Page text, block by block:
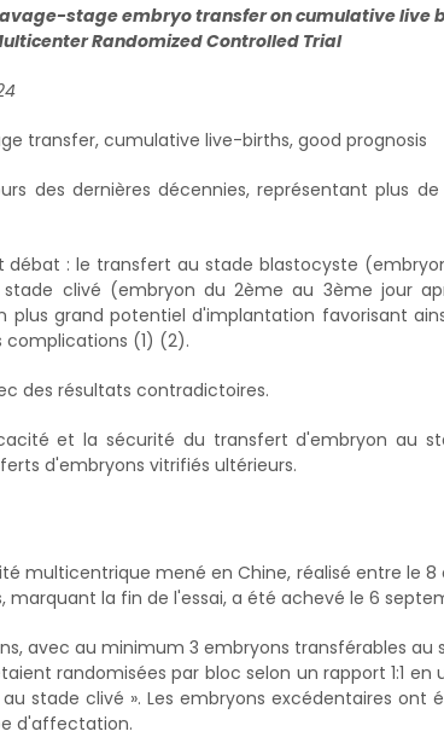
stage embryo transfer on cumulative live
Randomized Controlled Trial
transfer, cumulative live-births, good prognosis
des dernières décennies, représentant plus
: le transfert au stade blastocyste
clivé (embryon du 2ème au 3ème jour
grand potentiel d'implantation favorisant
complications (1) (2).
des résultats contradictoires.
et la sécurité du transfert d'embryon au
d'embryons vitrifiés ultérieurs.
multicentrique mené en Chine, réalisé entre le 8
marquant la fin de l'essai, a été achevé le 6
avec au minimum 3 embryons transférables au
randomisées par bloc selon un rapport 1:1
stade clivé ». Les embryons excédentaires ont
d'affectation.